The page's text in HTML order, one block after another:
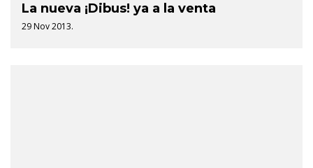
La nueva ¡Dibus! ya a la venta
29 Nov 2013.